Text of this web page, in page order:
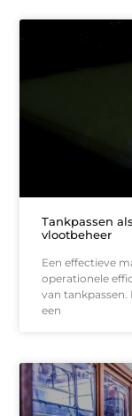
Tankpassen
vlootbeheer
Een effectieve
operationele
van
een